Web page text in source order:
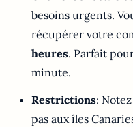
besoins urgents.
récupérer votre
heures. Parfait
minute.
Restrictions:
pas aux îles